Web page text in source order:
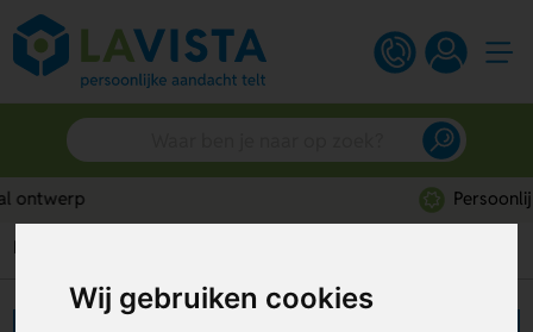
Wij gebruiken cookies
Home